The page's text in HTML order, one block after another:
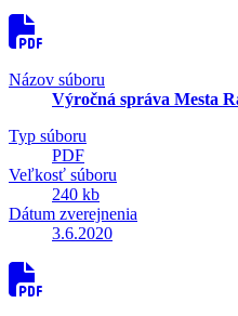
Názov súboru
Výročná správa Mesta
Typ súboru
PDF
Veľkosť súboru
240 kb
Dátum zverejnenia
3.6.2020